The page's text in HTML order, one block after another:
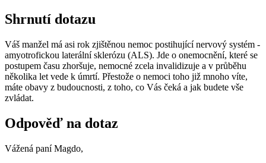
Shrnutí dotazu
Váš manžel má asi rok zjištěnou nemoc postihující nervový systém -
amyotrofickou laterální sklerózu (ALS). Jde o onemocnění, které se
postupem času zhoršuje, nemocné zcela invalidizuje a v průběhu
několika let vede k úmrtí. Přestože o nemoci toho již mnoho víte,
máte obavy z budoucnosti, z toho, co Vás čeká a jak budete vše
zvládat.
Odpověď na dotaz
Vážená paní Magdo,